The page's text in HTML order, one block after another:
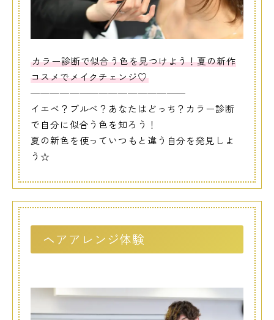
カラー診断で似合う色を見つけよう！夏の新作
コスメでメイクチェンジ♡
————————————————
イエベ？ブルべ？あなたはどっち？カラー診断
で自分に似合う色を知ろう！
夏の新色を使っていつもと違う自分を発見しよ
う☆
ヘアアレンジ体験